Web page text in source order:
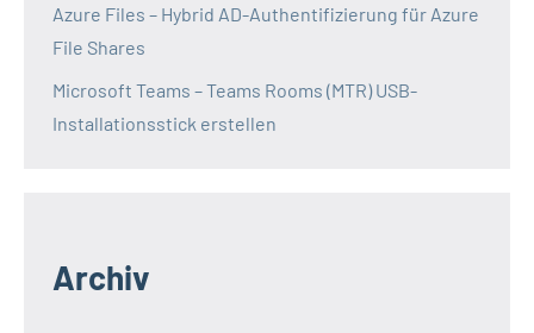
Azure Files – Hybrid AD-Authentifizierung für Azure
File Shares
Microsoft Teams – Teams Rooms (MTR) USB-
Installationsstick erstellen
Archiv